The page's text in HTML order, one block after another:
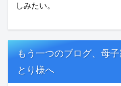
しみたい。
もう一つのブログ、母
とり様へ